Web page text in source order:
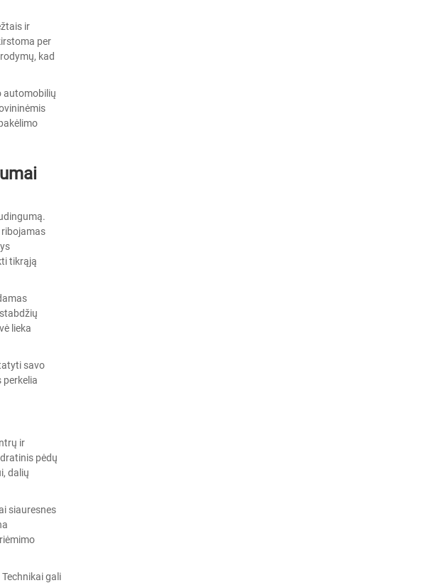
ir
per
kad
automobilių
tikrąją
lieka
savo
ir
pėdų
dalių
siauresnes
gali